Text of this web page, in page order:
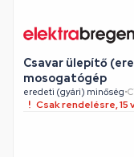
Csavar ülepítő
mosogatógép
eredeti (gyári) minőség•
Csak rendelésre, 15